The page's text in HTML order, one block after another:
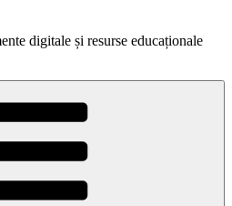
digitale și resurse educaționale